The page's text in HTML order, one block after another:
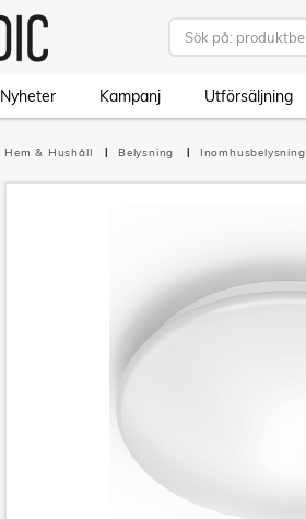
Nyheter Kampanj Utförsäljning
Hem & Hushåll Belysning Inomhusbelysning